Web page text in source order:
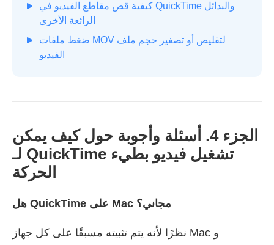
كيفية قص مقاطع الفيديو في QuickTime والبدائل
الرائعة الأخرى
ضغط ملفات MOV لتقليص أو تصغير حجم ملف
الفيديو
الجزء 4. أسئلة وأجوبة حول كيف يمكن
لـ QuickTime تشغيل فيديو بطيء
الحركة
هل QuickTime على Mac مجاني؟
نظرًا لأنه يتم تثبيته مسبقًا على كل جهاز Mac و